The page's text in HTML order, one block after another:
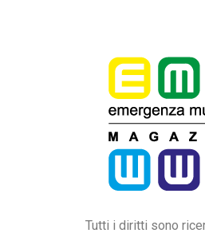
Tutti i diritti sono